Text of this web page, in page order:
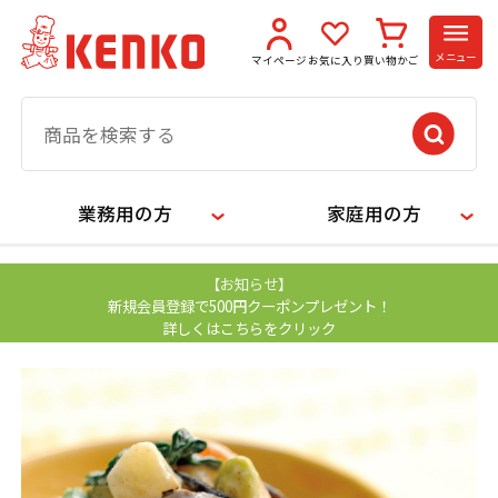
マイページ お気に入り 買い物かご メニュー
業務用の方 家庭用の方
【お知らせ】
新規会員登録で500円クーポンプレゼント！
詳しくはこちらをクリック